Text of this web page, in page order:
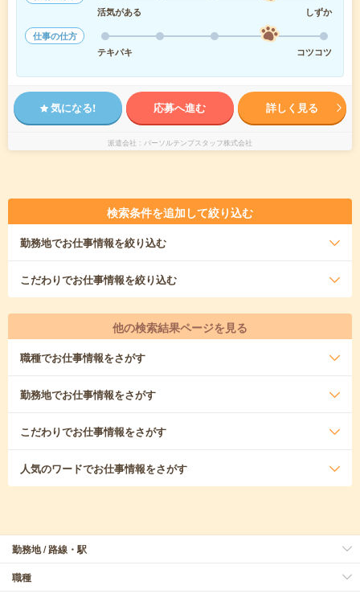
活気がある
しずか
仕事の仕方
テキパキ
コツコツ
気になる! 応募へ進む 詳しく見る
派遣会社 パーソルテンプスタッフ株式会社
検索条件を追加して絞り込む
勤務地でお仕事情報を絞り込む
こだわりでお仕事情報を絞り込む
他の検索結果ページを見る
職種でお仕事情報をさがす
勤務地でお仕事情報をさがす
こだわりでお仕事情報をさがす
人気のワードでお仕事情報をさがす
勤務地 / 路線・駅
職種